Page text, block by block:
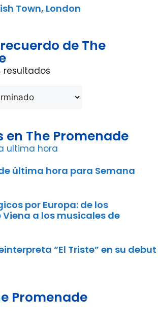
Town, London
de The
resultados
en The Promenade
última hora para Semana
por Europa: de los
a los musicales de
“El Triste” en su debut
Promenade